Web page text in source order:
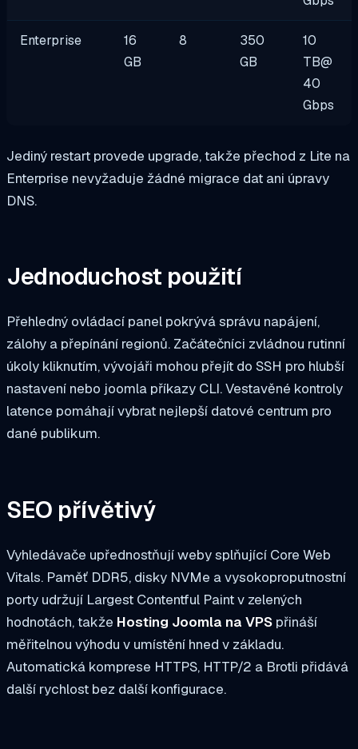
Enterprise
16
GB
8
350
GB
10
TB@
40
Gbps
Jediný restart provede upgrade, takže přechod z Lite na
Enterprise nevyžaduje žádné migrace dat ani úpravy
DNS.
Jednoduchost použití
Přehledný ovládací panel pokrývá správu napájení,
zálohy a přepínání regionů. Začátečníci zvládnou rutinní
úkoly kliknutím, vývojáři mohou přejít do SSH pro hlubší
nastavení nebo joomla příkazy CLI. Vestavěné kontroly
latence pomáhají vybrat nejlepší datové centrum pro
dané publikum.
SEO přívětivý
Vyhledávače upřednostňují weby splňující Core Web
Vitals. Paměť DDR5, disky NVMe a vysokoproputnostní
porty udržují Largest Contentful Paint v zelených
hodnotách, takže Hosting Joomla na VPS přináší
měřitelnou výhodu v umístění hned v základu.
Automatická komprese HTTPS, HTTP/2 a Brotli přidává
další rychlost bez další konfigurace.